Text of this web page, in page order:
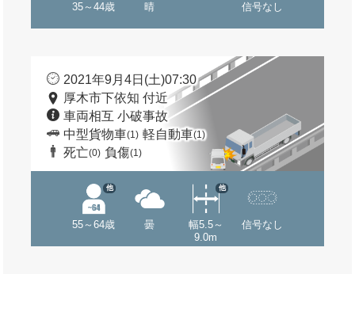
35～44歳 晴 信号なし
2021年9月4日(土)07:30
厚木市下依知 付近
車両相互 小破事故
中型貨物車(1) 軽自動車(1)
死亡(0) 負傷(1)
55～64歳
他
曇
幅5.5～
9.0m
他
信号なし